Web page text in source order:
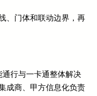
、门体和联动边界，再
行与一卡通整体解决
成商、甲方信息化负责